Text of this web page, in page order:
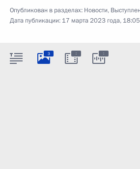
Опубликован в разделах: Новости,
Дата публикации: 17 марта 2023 года, 18:05
3 : :